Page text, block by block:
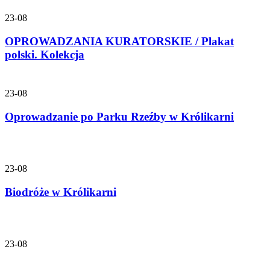
23-08
OPROWADZANIA KURATORSKIE / Plakat
polski. Kolekcja
23-08
Oprowadzanie po Parku Rzeźby w Królikarni
23-08
Biodróże w Królikarni
23-08